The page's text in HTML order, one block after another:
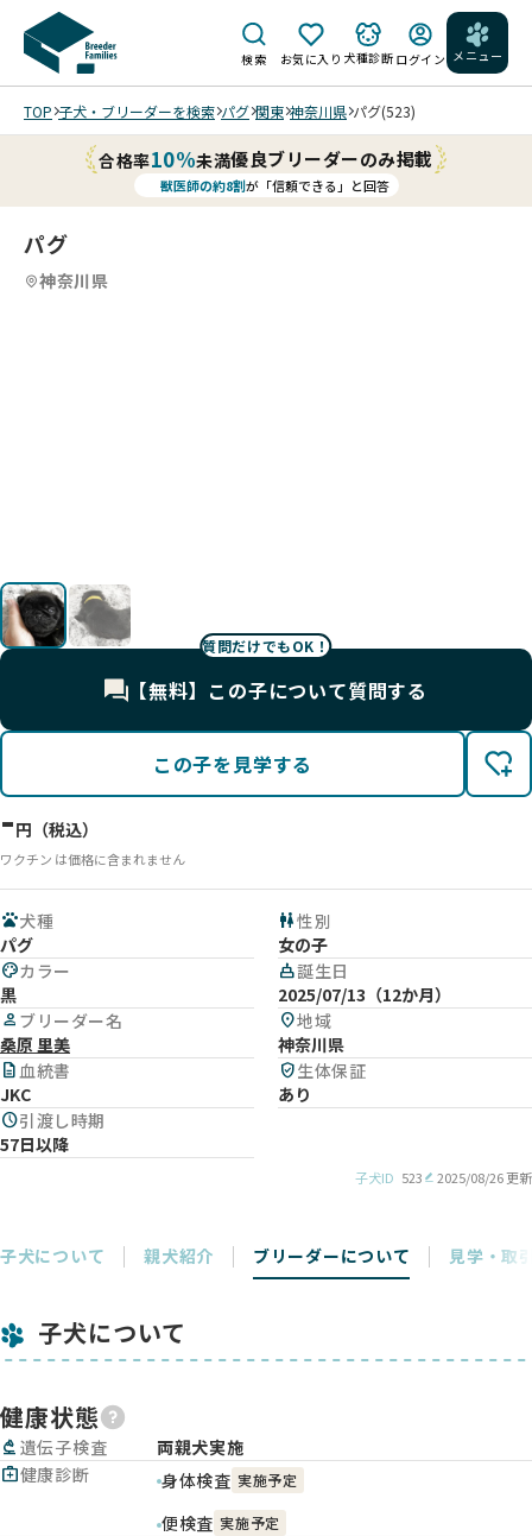
検索 お気に入り 犬種診断 ログイン メニュー
TOP 子犬・ブリーダーを検索 パグ 関東 神奈川県 パグ(523)
合格率10%未満優良ブリーダーのみ掲載
獣医師の約8割が「信頼できる」と回答
パグ
神奈川県
質問だけでもOK！
【無料】この子について質問する
この子を見学する
-円（税込）
ワクチン は価格に含まれません
pets犬種
パグ
wc性別
女の子
paletteカラー
黒
cake誕生日
2025/07/13（12か月）
person ブリーダー名
桑原 里美
location_on地域
神奈川県
description血統書
JKC
verified_user生体保証
あり
schedule引渡し時期
57日以降
子犬ID 523 2025/08/26 更新
子犬について 親犬紹介 ブリーダーについて 見学・取
子犬について
健康状態
biotech 遺伝子検査
両親犬実施
medical_services健康診断 身体検査 実施予定
便検査 実施予定